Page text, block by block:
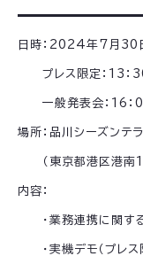
日時：2024年7月30日
プレス限定：13：30
一般発表会：16：
場所：品川シーズンテ
（東京都港区港南
内容：
・業務連携に関す
・実機デモ（プレス